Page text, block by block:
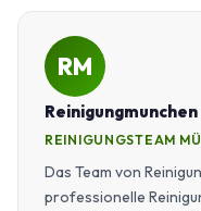
RM
Reinigungmunchen
REINIGUNGSTEAM
Das Team von
professionelle